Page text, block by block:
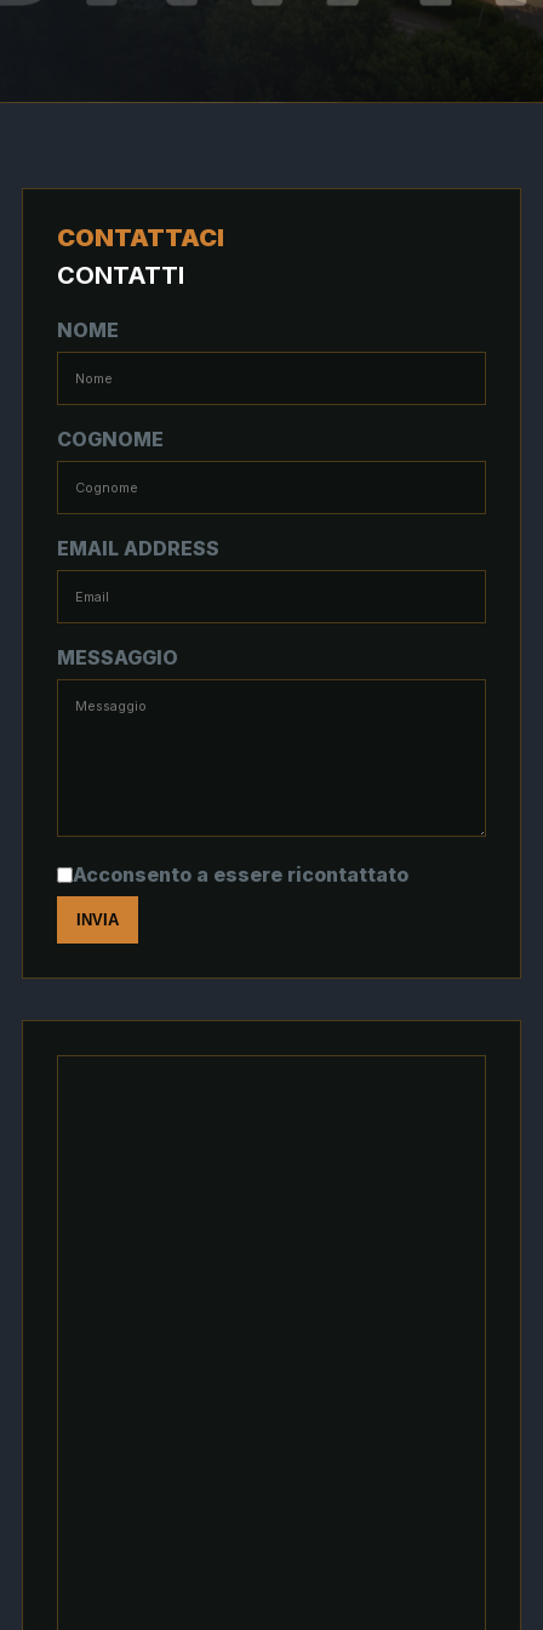
CONTATTACI
CONTATTI
NOME
COGNOME
EMAIL ADDRESS
MESSAGGIO
Acconsento a essere ricontattato
INVIA